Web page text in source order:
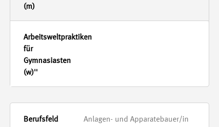
-
Anlagen- und Apparatebauer/in